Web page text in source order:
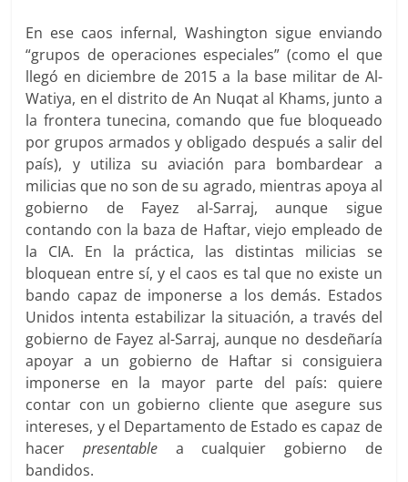
En ese caos infernal, Washington sigue enviando
“grupos de operaciones especiales” (como el que
llegó en diciembre de 2015 a la base militar de Al-
Watiya, en el distrito de An Nuqat al Khams, junto a
la frontera tunecina, comando que fue bloqueado
por grupos armados y obligado después a salir del
país), y utiliza su aviación para bombardear a
milicias que no son de su agrado, mientras apoya al
gobierno de Fayez al-Sarraj, aunque sigue
contando con la baza de Haftar, viejo empleado de
la CIA. En la práctica, las distintas milicias se
bloquean entre sí, y el caos es tal que no existe un
bando capaz de imponerse a los demás. Estados
Unidos intenta estabilizar la situación, a través del
gobierno de Fayez al-Sarraj, aunque no desdeñaría
apoyar a un gobierno de Haftar si consiguiera
imponerse en la mayor parte del país: quiere
contar con un gobierno cliente que asegure sus
intereses, y el Departamento de Estado es capaz de
hacerpresentable a cualquier gobierno de
bandidos.